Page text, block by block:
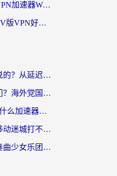
海外党必看：免费VPN加速器Windows版怎么选？附真实测评与无缝访问国内资源指南
海外党必看：快帆TV版VPN好用吗？和hi龟龟VPN对比哪个回国效果更好？附免费加速器选择指南
欧洲怎么打炉石传说的？从延迟999到丝滑上分，我找到了靠谱加速器
加拿大怎么玩大掌门？海外党国服游戏加速避坑指南（附实用工具推荐）
新大话西游2海外用什么加速器登录？老玩家亲测有效的国服游戏加速指南
国外玩密室逃脱18移动迷城打不开怎么办？海外玩家亲测有效的解决指南
巴西怎么玩梦想协奏曲少女乐团派对？海外党必看的国服游戏加速全攻略（附波兰天涯明月刀实用技巧）